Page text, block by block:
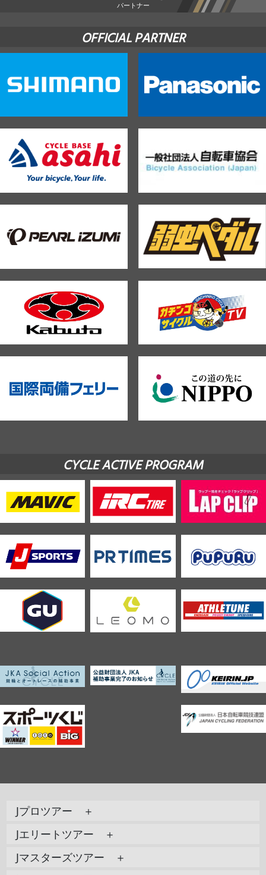
パートナー
OFFICIAL PARTNER
CYCLE ACTIVE PROGRAM
Jプロツアー ＋
Jエリートツアー ＋
Jマスターズツアー ＋